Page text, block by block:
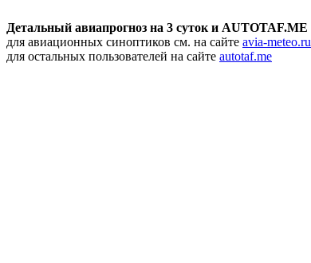
Детальный авиапрогноз на 3 суток и AUTOTAF.ME
для авиационных синоптиков см. на сайте avia-meteo.ru
для остальных пользователей на сайте autotaf.me